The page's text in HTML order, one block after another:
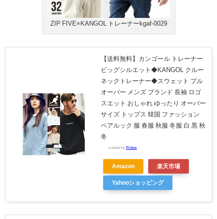
ZIP FIVE×KANGOL トレーナーkgaf-0029
【送料無料】カンゴール トレーナー
ビッグシルエット◆KANGOL クルー
ネックトレーナー◆スウェット プル
オーバー メンズ ブランド 長袖 ロゴ
スエット おしゃれ ゆったり オーバー
サイズ トップス 韓国 ファッション
ペアルック 服 春服 秋服 冬服 白 黒 秋
冬
created by Rinker
Amazon 楽天市場
Yahooショッピング